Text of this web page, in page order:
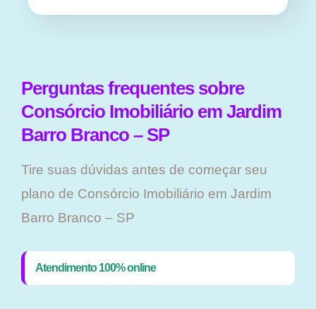
Perguntas frequentes sobre
Consórcio Imobiliário em Jardim
Barro Branco – SP
Tire suas dúvidas antes de começar seu
plano ​de Consórcio Imobiliário em Jardim
Barro Branco – SP
Atendimento 100% online